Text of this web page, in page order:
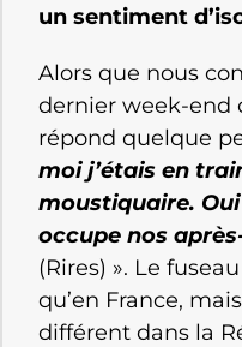
un sentiment
Alors que nous
dernier week-end
répond quelque
moi j’étais en
moustiquaire. Oui
occupe nos
(Rires) ». Le
qu’en France,
différent dans la